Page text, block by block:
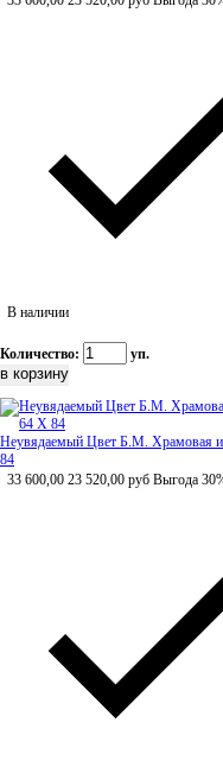
В наличии
Количество: уп.
Неувядаемый Цвет Б.М. Храмовая
84
33 600,00 23 520,00 руб Выгода